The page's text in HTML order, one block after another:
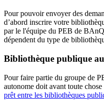
Pour pouvoir envoyer des
d’abord inscrire votre
par le l'équipe du PEB de
dépendent du type de
Bibliothèque publique
Pour faire partie du groupe de
autonome doit avant toute
prêt entre les bibliothèques